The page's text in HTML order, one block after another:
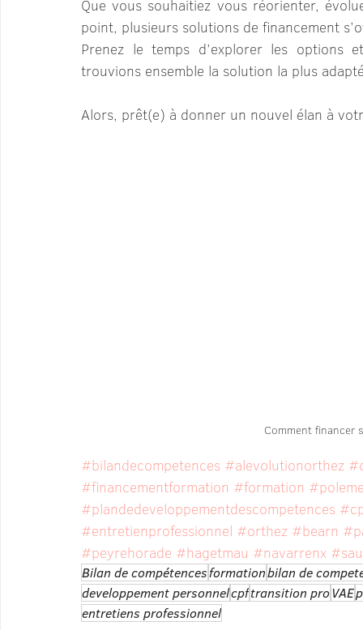
Que vous souhaitiez vous réorienter,
point, plusieurs solutions de financement
Prenez le temps d’explorer les options
trouvions ensemble la solution la plus
Alors, prêt(e) à donner un nouvel élan à
Comment financer
#bilandecompetences #alevolutionorthez
#financementformation #formation
#plandedeveloppementdescompetences
#entretienprofessionnel #orthez #bearn
#peyrehorade #hagetmau #navarrenx
Bilan de compétencesformationbilan de
developpement personnelcpftransition proVAE
entretiens professionnel